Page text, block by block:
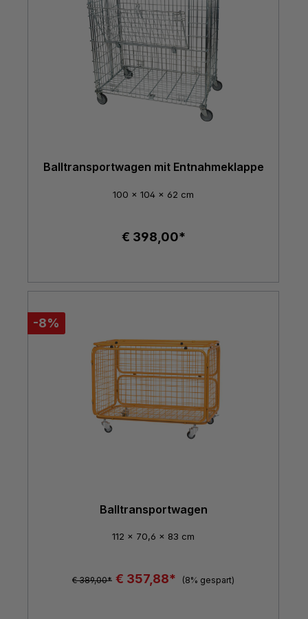
Balltransportwagen mit Entnahmeklappe
100 x 104 x 62 cm
€ 398,00*
-8%
Balltransportwagen
112 x 70,6 x 83 cm
€ 389,00* € 357,88* (8% gespart)